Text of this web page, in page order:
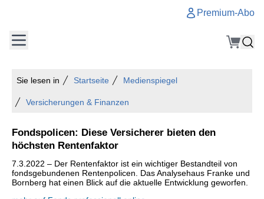
Premium-Abo
Sie lesen in Startseite Medienspiegel
Versicherungen & Finanzen
Fondspolicen: Diese Versicherer bieten den
höchsten Rentenfaktor
7.3.2022 – Der Rentenfaktor ist ein wichtiger Bestandteil von
fondsgebundenen Rentenpolicen. Das Analysehaus Franke und
Bornberg hat einen Blick auf die aktuelle Entwicklung geworfen.